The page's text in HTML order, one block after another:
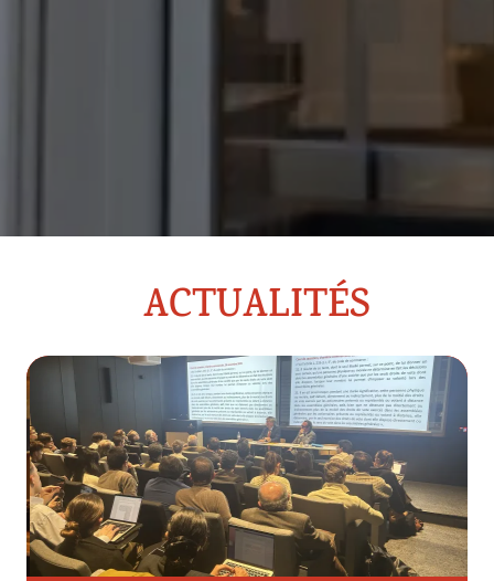
ACTUALITÉS